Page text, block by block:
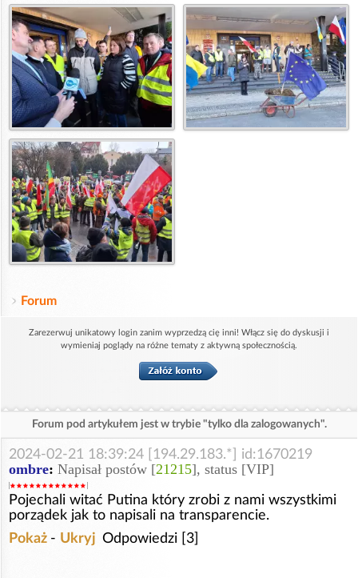
Forum
Zarezerwuj unikatowy login zanim wyprzedzą cię inni! Włącz się do dyskusji i
wymieniaj poglądy na różne tematy z aktywną społecznością.
Forum pod artykułem jest w trybie "tylko dla zalogowanych".
2024-02-21 18:39:24 [194.29.183.*] id:1670219
ombre: Napisał postów [21215], status [VIP]
Pojechali witać Putina który zrobi z nami wszystkimi
porządek jak to napisali na transparencie.
Pokaż - Ukryj Odpowiedzi [3]